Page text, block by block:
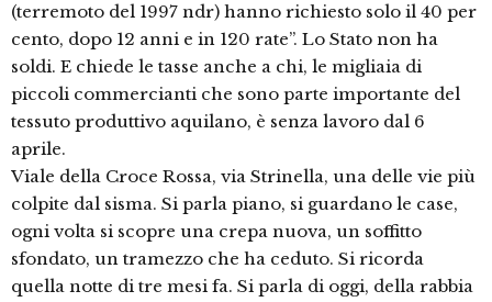
(terremoto del 1997 ndr) hanno richiesto solo il 40 per
cento, dopo 12 anni e in 120 rate”. Lo Stato non ha
soldi. E chiede le tasse anche a chi, le migliaia di
piccoli commercianti che sono parte importante del
tessuto produttivo aquilano, è senza lavoro dal 6
aprile.
Viale della Croce Rossa, via Strinella, una delle vie più
colpite dal sisma. Si parla piano, si guardano le case,
ogni volta si scopre una crepa nuova, un soffitto
sfondato, un tramezzo che ha ceduto. Si ricorda
quella notte di tre mesi fa. Si parla di oggi, della rabbia